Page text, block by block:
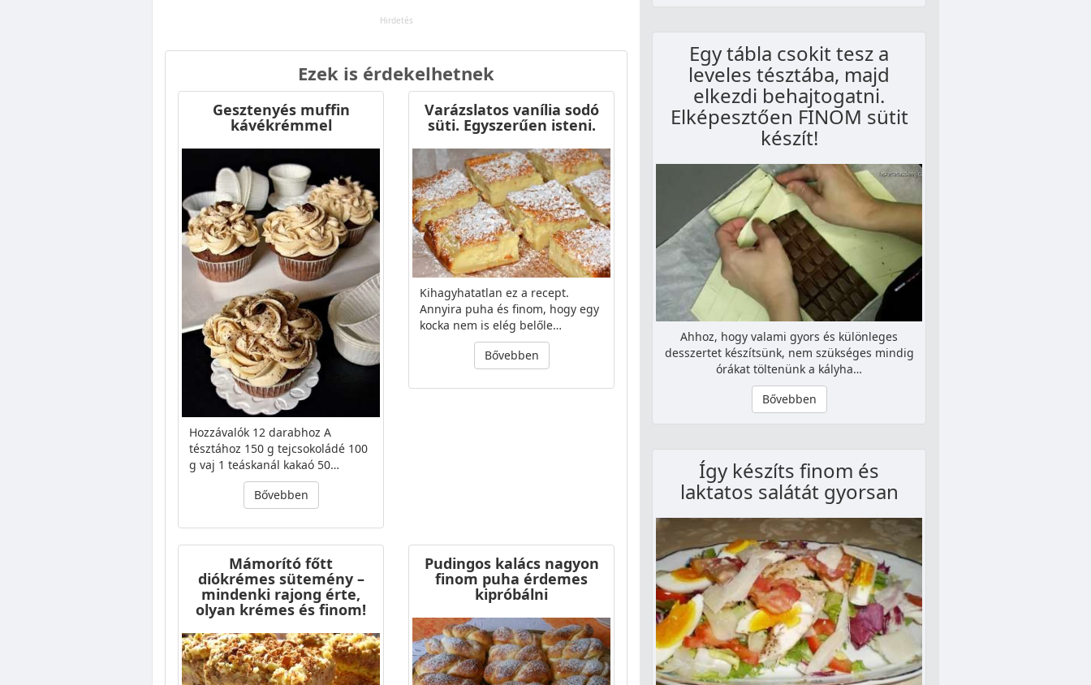
Ezek is érdekelhetnek
Gesztenyés muffin
kávékrémmel
Hozzávalók 12 darabhoz A
tésztához 150 g tejcsokoládé 100
g vaj 1 teáskanál kakaó 50…
Bővebben
Varázslatos vanília sodó
süti. Egyszerűen isteni.
Kihagyhatatlan ez a recept.
Annyira puha és finom, hogy egy
kocka nem is elég belőle…
Bővebben
Mámorító főtt
diókrémes sütemény –
mindenki rajong érte,
olyan krémes és finom!
Pudingos kalács nagyon
finom puha érdemes
kipróbálni
Egy tábla csokit tesz a
leveles tésztába, majd
elkezdi behajtogatni.
Elképesztően FINOM sütit
készít!
Ahhoz, hogy valami gyors és különleges
desszertet készítsünk, nem szükséges mindig
órákat töltenünk a kályha…
Bővebben
Így készíts finom és
laktatos salátát gyorsan